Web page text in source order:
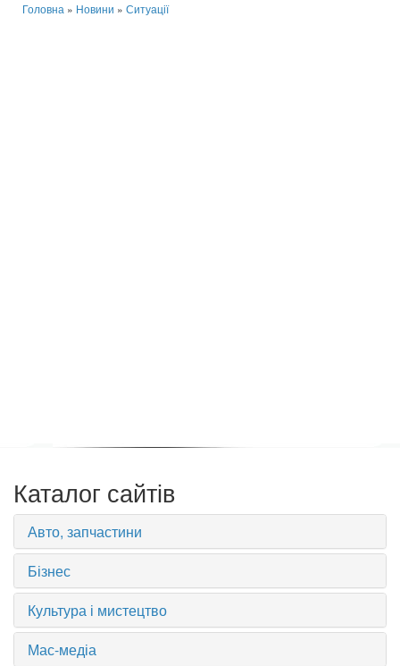
Головна » Новини » Ситуації
Каталог сайтів
Авто, запчастини
Бізнес
Культура і мистецтво
Мас-медіа